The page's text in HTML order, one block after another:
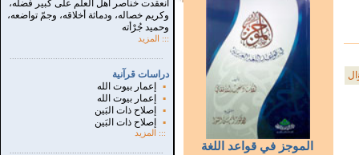
انعقدت خناصر أهل العلم على كبير فضله،
وكريم خصاله، ودماثة أخلاقه، وجمّ تواضعه،
وحميد جُرْأته
::: المزيد
دراسات قرآنية
▪
إعمار بيوت الله
▪
إعمار بيوت الله
▪
إصلاح ذات البَين
▪
إصلاح ذات البَين
:::
المزيد
الموجز في قواعد اللغة